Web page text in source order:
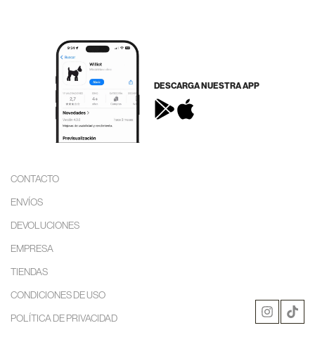
DESCARGA NUESTRA APP
CONTACTO
ENVÍOS
DEVOLUCIONES
EMPRESA
TIENDAS
CONDICIONES DE USO
POLÍTICA DE PRIVACIDAD